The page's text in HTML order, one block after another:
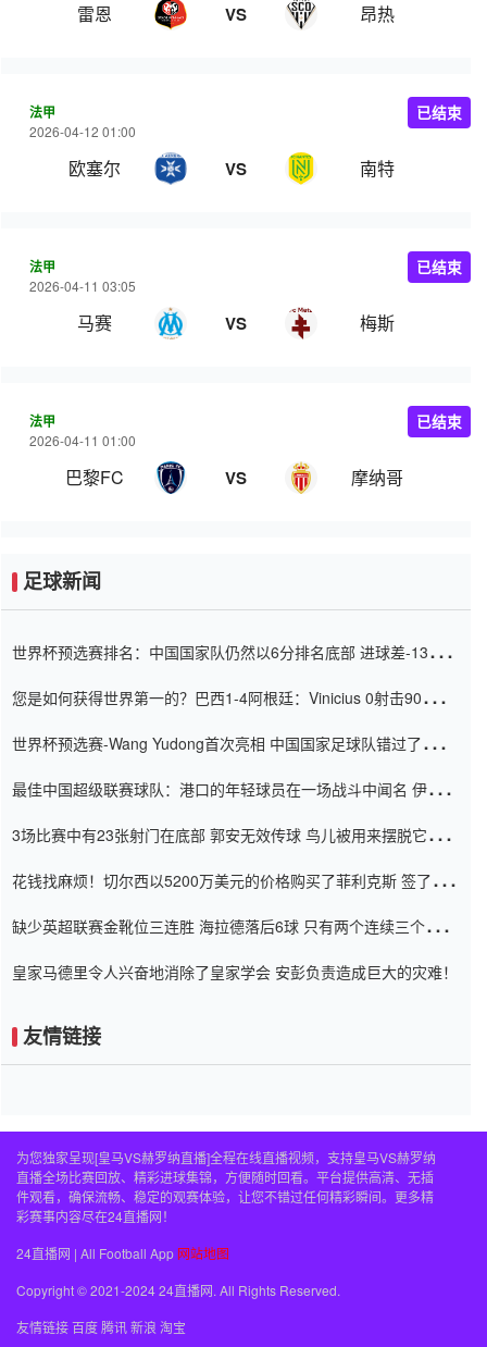
雷恩 VS 昂热
法甲
2026-04-12 01:00
欧塞尔 VS 南特
已结束
法甲
2026-04-11 03:05
马赛 VS 梅斯
已结束
法甲
2026-04-11 01:00
巴黎FC VS 摩纳哥
已结束
足球新闻
世界杯预选赛排名：中国国家队仍然以6分排名底部 进球差-13令人
您是如何获得世界第一的？巴西1-4阿根廷：Vinicius 0射击90分钟
世界杯预选赛-Wang Yudong首次亮相 中国国家足球队错过了世界
最佳中国超级联赛球队：港口的年轻球员在一场战斗中闻名 伊万放
3场比赛中有23张射门在底部 郭安无效传球 鸟儿被用来摆脱它
花钱找麻烦！切尔西以5200万美元的价格购买了菲利克斯 签了7年
缺少英超联赛金靴位三连胜 海拉德落后6球 只有两个连续三个连续
皇家马德里令人兴奋地消除了皇家学会 安彭负责造成巨大的灾难！
友情链接
为您独家呈现[皇马VS赫罗纳直播]全程在线直播视频，支持皇马VS赫罗纳
直播全场比赛回放、精彩进球集锦，方便随时回看。平台提供高清、无插
件观看，确保流畅、稳定的观赛体验，让您不错过任何精彩瞬间。更多精
彩赛事内容尽在24直播网！
24直播网 | All Football App 网站地图
Copyright © 2021-2024 24直播网. All Rights Reserved.
友情链接百度腾讯新浪 淘宝